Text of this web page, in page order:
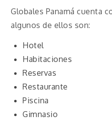
Globales Panamá cuenta
algunos de ellos son:
Hotel
Habitaciones
Reservas
Restaurante
Piscina
Gimnasio